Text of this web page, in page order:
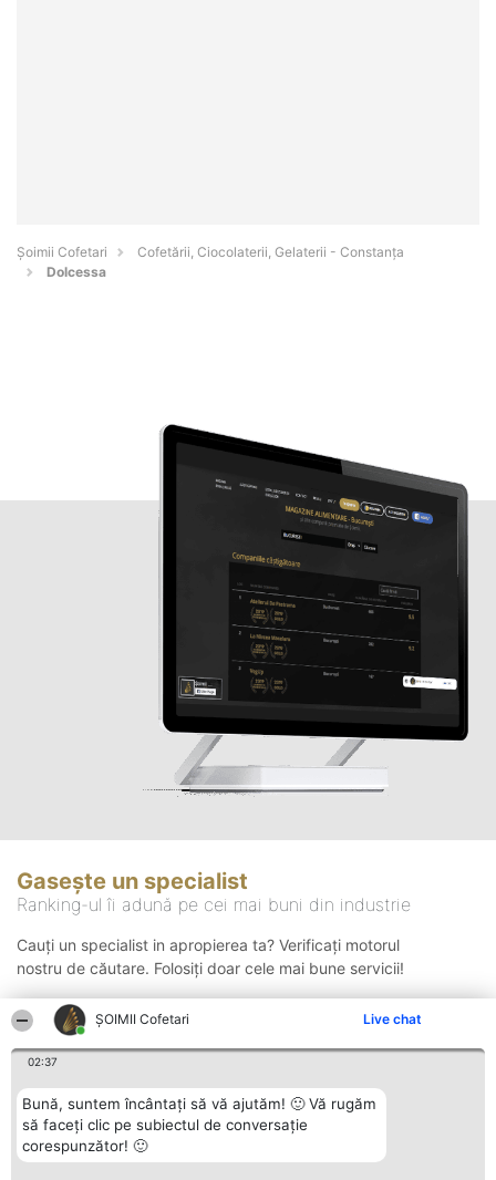
ȘOIMII Cofetari Live chat
02:37
Bună, suntem încântați să vă ajutăm! 🙂 Vă rugăm
să faceți clic pe subiectul de conversație
corespunzător! 🙂
Șoimii Cofetari
Cofetării, Ciocolaterii, Gelaterii - Constanţa
Dolcessa
Gasește un specialist
Ranking-ul îi adună pe cei mai buni din industrie
Cauți un specialist in apropierea ta? Verificați motorul
nostru de căutare. Folosiți doar cele mai bune servicii!